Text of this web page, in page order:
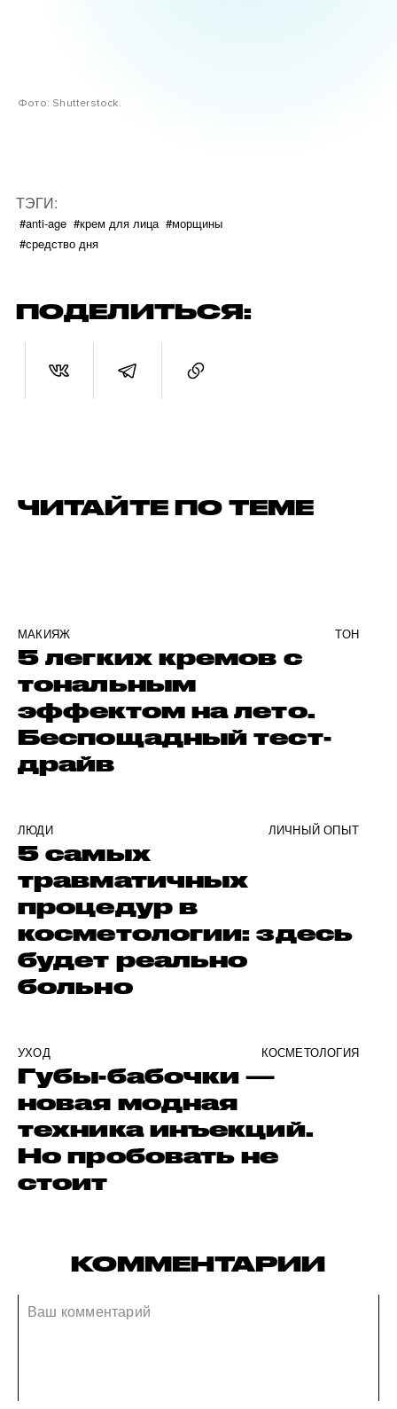
Фото: Shutterstock.
ТЭГИ:
#anti-age #крем для лица #морщины
#средство дня
ПОДЕЛИТЬСЯ:
ЧИТАЙТЕ ПО ТЕМЕ
МАКИЯЖ ТОН
5 легких кремов с
тональным
эффектом на лето.
Беспощадный тест-
драйв
ЛЮДИ ЛИЧНЫЙ ОПЫТ
5 самых
травматичных
процедур в
косметологии: здесь
будет реально
больно
УХОД КОСМЕТОЛОГИЯ
Губы-бабочки —
новая модная
техника инъекций.
Но пробовать не
стоит
КОММЕНТАРИИ